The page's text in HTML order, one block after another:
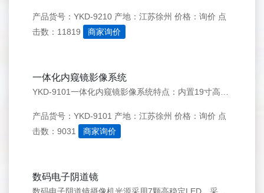
产品货号：YKD-9210 产地：江苏徐州 价格：询价 点
击数：11819
商家询价
一体化内窥镜影像系统
产品货号：YKD-9101 产地：江苏徐州 价格：询价 点
击数：9031
商家询价
数码电子阴道镜